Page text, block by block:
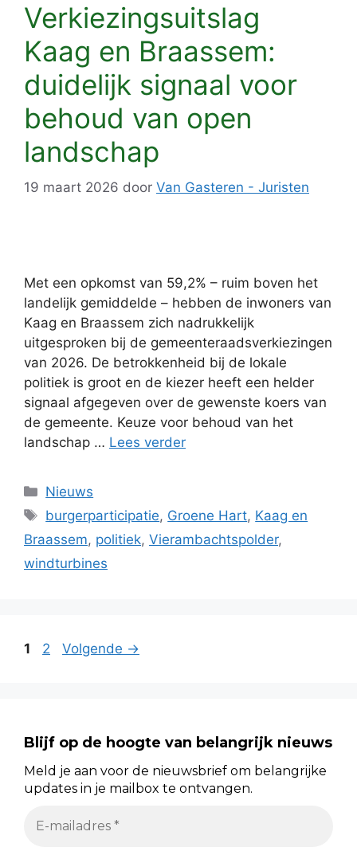
Verkiezingsuitslag
Kaag en Braassem:
duidelijk signaal voor
behoud van open
landschap
19 maart 2026 door Van Gasteren - Juristen
Met een opkomst van 59,2% – ruim boven het
landelijk gemiddelde – hebben de inwoners van
Kaag en Braassem zich nadrukkelijk
uitgesproken bij de gemeenteraadsverkiezingen
van 2026. De betrokkenheid bij de lokale
politiek is groot en de kiezer heeft een helder
signaal afgegeven over de gewenste koers van
de gemeente. Keuze voor behoud van het
landschap … Lees verder
Categorieën
Nieuws
Tags
burgerparticipatie, Groene Hart, Kaag en
Braassem, politiek, Vierambachtspolder,
windturbines
Pagina
1 Pagina
2 Volgende →
Blijf op de hoogte van belangrijk nieuws
Meld je aan voor de nieuwsbrief om belangrijke
updates in je mailbox te ontvangen.